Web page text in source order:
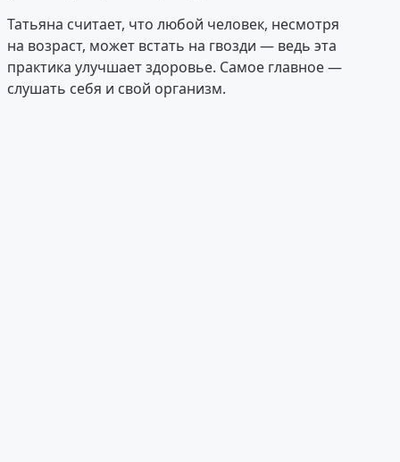
Татьяна считает, что любой человек, несмотря
на возраст, может встать на гвозди — ведь эта
практика улучшает здоровье. Самое главное —
слушать себя и свой организм.